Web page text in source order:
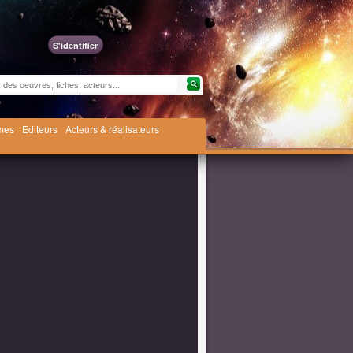
S'identifier
Editeurs Acteurs & réalisateurs